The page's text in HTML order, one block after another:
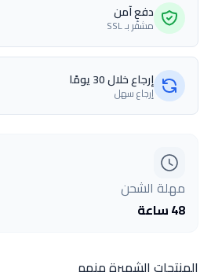
دفع آمن
مشفّر بـ SSL
إرجاع خلال 30 يومًا
إرجاع سهل
مهلة الشحن
48 ساعة
المنتجات الشهيرة منهم